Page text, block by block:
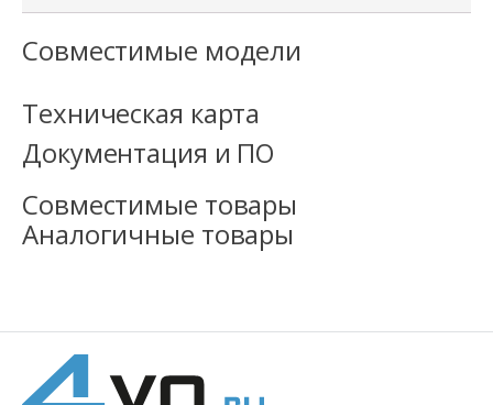
Совместимые модели
Техническая карта
Документация и ПО
Совместимые товары
Аналогичные товары